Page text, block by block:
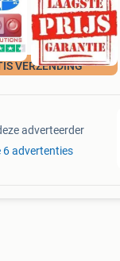
VERZENDING
adverteerder
6 advertenties